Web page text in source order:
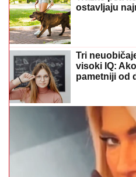
ostavljaju
Tri
visoki IQ:
pametniji od